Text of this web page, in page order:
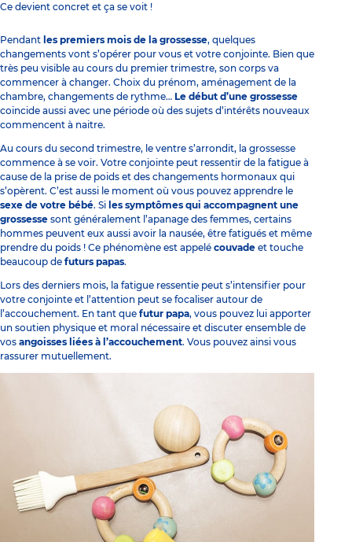
Ce devient concret et ça se voit !
Pendant les premiers mois de la grossesse, quelques
changements vont s’opérer pour vous et votre conjointe. Bien que
très peu visible au cours du premier trimestre, son corps va
commencer à changer. Choix du prénom, aménagement de la
chambre, changements de rythme… Le début d’une grossesse
coïncide aussi avec une période où des sujets d’intérêts nouveaux
commencent à naitre.
Au cours du second trimestre, le ventre s’arrondit, la grossesse
commence à se voir. Votre conjointe peut ressentir de la fatigue à
cause de la prise de poids et des changements hormonaux qui
s’opèrent. C’est aussi le moment où vous pouvez apprendre le
sexe de votre bébé. Si les symptômes qui accompagnent une
grossesse sont généralement l’apanage des femmes, certains
hommes peuvent eux aussi avoir la nausée, être fatigués et même
prendre du poids ! Ce phénomène est appelé couvade et touche
beaucoup de futurs papas.
Lors des derniers mois, la fatigue ressentie peut s’intensifier pour
votre conjointe et l’attention peut se focaliser autour de
l’accouchement. En tant que futur papa, vous pouvez lui apporter
un soutien physique et moral nécessaire et discuter ensemble de
vos angoisses liées à l’accouchement. Vous pouvez ainsi vous
rassurer mutuellement.